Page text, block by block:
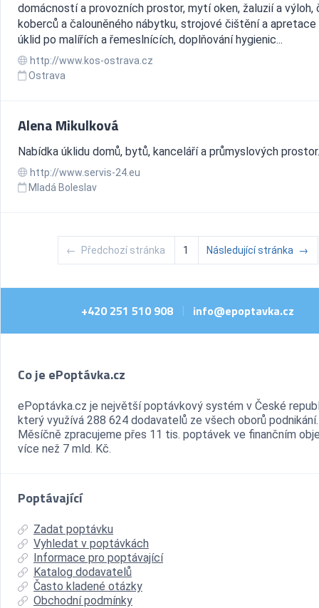
domácností a provozních prostor, mytí oken, žaluzií a výloh,
koberců a čalouněného nábytku, strojové čištění a apretace
úklid po malířích a řemeslnících, doplňování hygienic...
http://www.kos-ostrava.cz
Ostrava
Alena Mikulková
Nabídka úklidu domů, bytů, kanceláří a průmyslových prostor.
http://www.servis-24.eu
Mladá Boleslav
← Předchozí stránka 1 Následující stránka →
+420 251 510 908 | info@epoptavka.cz
Co je ePoptávka.cz
ePoptávka.cz je největší poptávkový systém v České
který využívá 288 624 dodavatelů ze všech oborů podnikání.
Měsíčně zpracujeme přes 11 tis. poptávek ve finančním
více než 7 mld. Kč.
Poptávající
Zadat poptávku
Vyhledat v poptávkách
Informace pro poptávající
Katalog dodavatelů
Často kladené otázky
Obchodní podmínky